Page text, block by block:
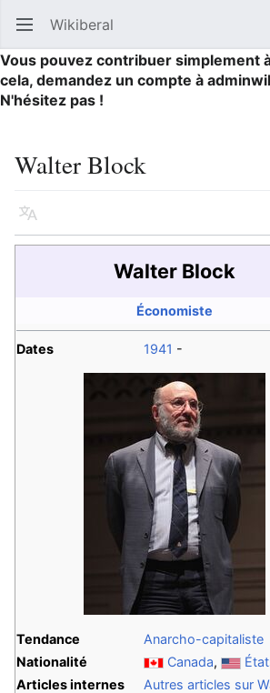
Ouvrir le menu principal Wikiberal
Vous pouvez contribuer simplement
cela, demandez un compte à
N'hésitez pas !
Walter Block
Langue
Walter Block
Économiste
Dates 1941 -
Tendance
Anarcho-capitaliste
Nationalité
Canada,
Articles internes
Autres articles sur